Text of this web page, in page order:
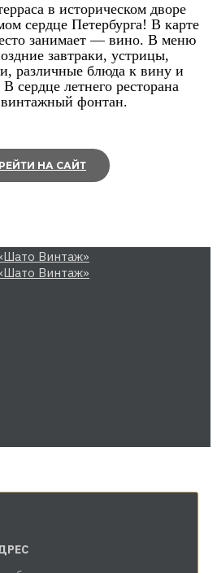
в историческом дворе
сердце Петербурга! В карте
занимает — вино. В меню
завтраки, устрицы,
различные блюда к вину и
сердце летнего ресторана
винтажный фонтан.
НА САЙТ